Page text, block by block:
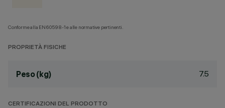
Conforme alla EN60598-1 e alle normative pertinenti.
PROPRIETÀ FISICHE
Peso (kg) 7.5
CERTIFICAZIONI DEL PRODOTTO